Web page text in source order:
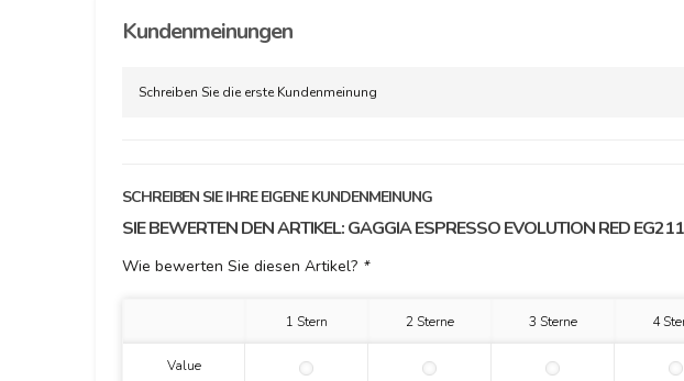
Kundenmeinungen
Schreiben Sie die erste Kundenmeinung
SCHREIBEN SIE IHRE EIGENE KUNDENMEINUNG
SIE BEWERTEN DEN ARTIKEL:GAGGIA ESPRESSO EVOLUTION RED
Wie bewerten Sie diesen Artikel? *
1 Stern 2 Sterne 3 Sterne 4
Value